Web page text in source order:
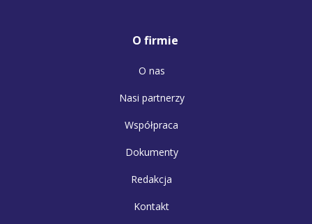
O firmie
O nas
Nasi partnerzy
Współpraca
Dokumenty
Redakcja
Kontakt